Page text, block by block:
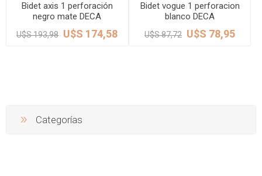
Bidet axis 1 perforación
negro mate DECA
U$S 193,98 U$S 174,58
Bidet vogue 1 perforacion
blanco DECA
U$S 87,72 U$S 78,95
Categorías